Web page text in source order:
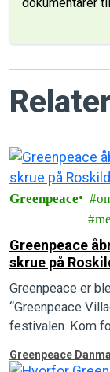
Greenpeace
Greenpeace
skrue på
Greenpeace er
“Greenpeace
festivalen. Kom
Greenpeace